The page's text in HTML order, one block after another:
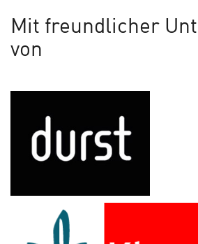
Mit freundlicher
von